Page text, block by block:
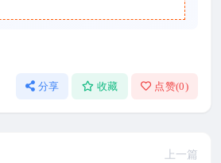
分享 收藏 点赞(0)
上一篇